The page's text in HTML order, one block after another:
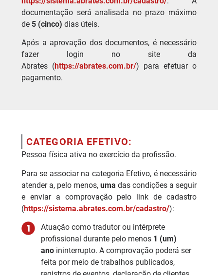
documentação será analisada no prazo máximo
de 5 (cinco) dias úteis.
Após a aprovação dos documentos, é necessário
fazer login no site da
Abrates (https://abrates.com.br/) para efetuar o
pagamento.
CATEGORIA EFETIVO:
Pessoa física ativa no exercício da profissão.
Para se associar na categoria Efetivo, é necessário
atender a, pelo menos, uma das condições a seguir
e enviar a comprovação pelo link de cadastro
(https://sistema.abrates.com.br/cadastro/):
Atuação como tradutor ou intérprete
profissional durante pelo menos 1 (um)
ano ininterrupto. A comprovação poderá ser
feita por meio de trabalhos publicados,